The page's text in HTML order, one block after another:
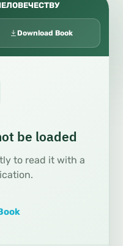
Download Book
be loaded
to read it with a